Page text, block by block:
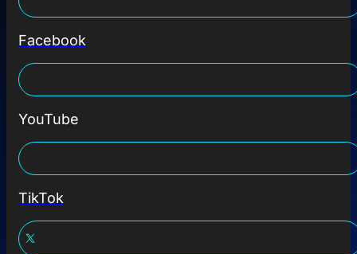
Facebook
YouTube
TikTok